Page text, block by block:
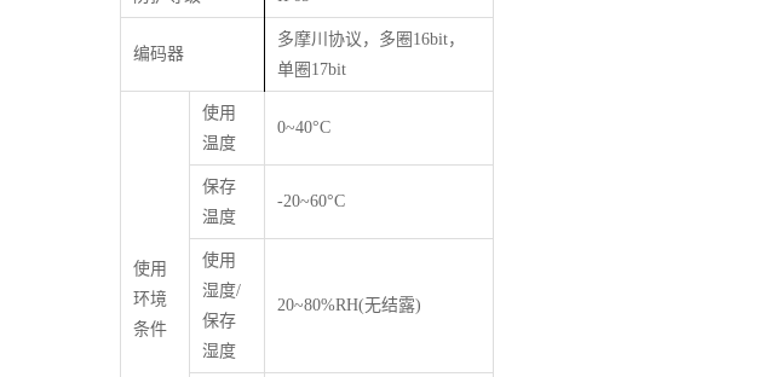
编码器
多摩川协议，多圈16bit，
单圈17bit
使用
环境
条件
使用
温度
0~40°C
保存
温度
-20~60°C
使用
湿度/
保存
湿度
20~80%RH(无结露)